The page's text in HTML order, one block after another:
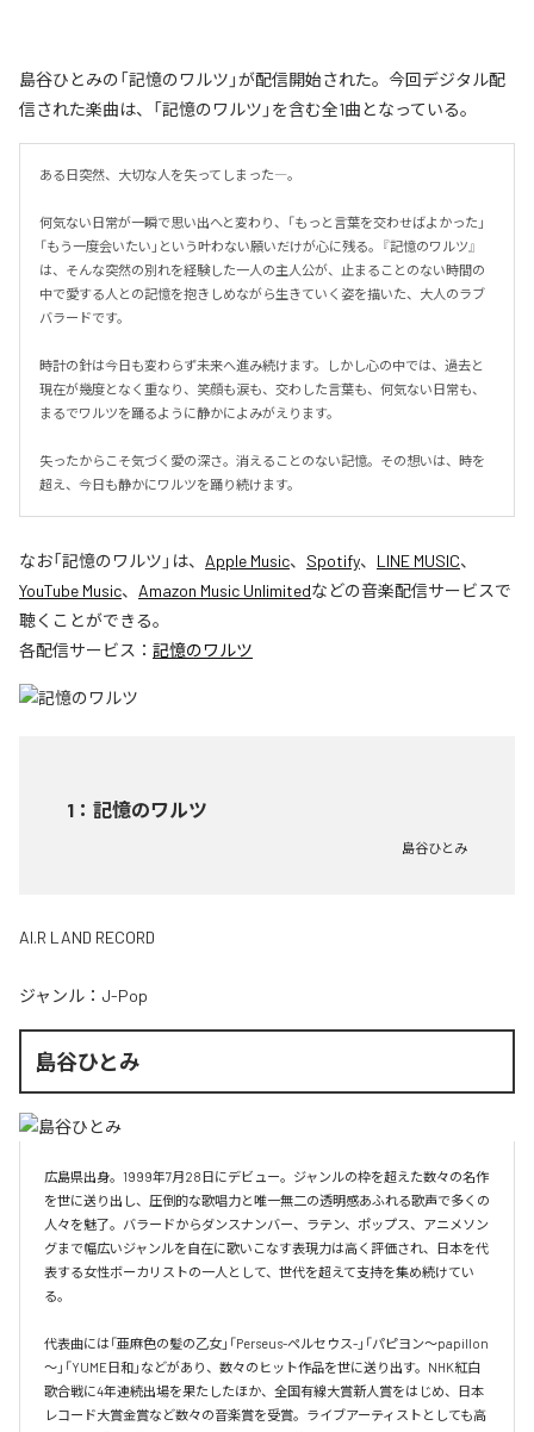
島谷ひとみの「記憶のワルツ」が配信開始された。今回デジタル配
信された楽曲は、「記憶のワルツ」を含む全1曲となっている。
ある日突然、大切な人を失ってしまった―。
何気ない日常が一瞬で思い出へと変わり、「もっと言葉を交わせばよかった」
「もう一度会いたい」という叶わない願いだけが心に残る。『記憶のワルツ』
は、そんな突然の別れを経験した一人の主人公が、止まることのない時間の
中で愛する人との記憶を抱きしめながら生きていく姿を描いた、大人のラブ
バラードです。
時計の針は今日も変わらず未来へ進み続けます。しかし心の中では、過去と
現在が幾度となく重なり、笑顔も涙も、交わした言葉も、何気ない日常も、
まるでワルツを踊るように静かによみがえります。
失ったからこそ気づく愛の深さ。消えることのない記憶。その想いは、時を
超え、今日も静かにワルツを踊り続けます。
なお「記憶のワルツ 」は、 Apple Music、 Spotify、 LINE MUSIC、
YouTube Music、 Amazon Music Unlimitedなどの音楽配信サービスで
聴くことができる。
各配信サービス： 記憶のワルツ
1 ： 記憶のワルツ
島谷ひとみ
AI.R LAND RECORD
ジャンル： J-Pop
島谷ひとみ
広島県出身。1999年7月28日にデビュー。ジャンルの枠を超えた数々の名作
を世に送り出し、圧倒的な歌唱力と唯一無二の透明感あふれる歌声で多くの
人々を魅了。バラードからダンスナンバー、ラテン、ポップス、アニメソン
グまで幅広いジャンルを自在に歌いこなす表現力は高く評価され、日本を代
表する女性ボーカリストの一人として、世代を超えて支持を集め続けてい
る。
代表曲には「亜麻色の髪の乙女」「Perseus-ペルセウス-」「パピヨン～papillon
～」「YUME日和」などがあり、数々のヒット作品を世に送り出す。NHK紅白
歌合戦に4年連続出場を果たしたほか、全国有線大賞新人賞をはじめ、日本
レコード大賞金賞など数々の音楽賞を受賞。ライブアーティストとしても高